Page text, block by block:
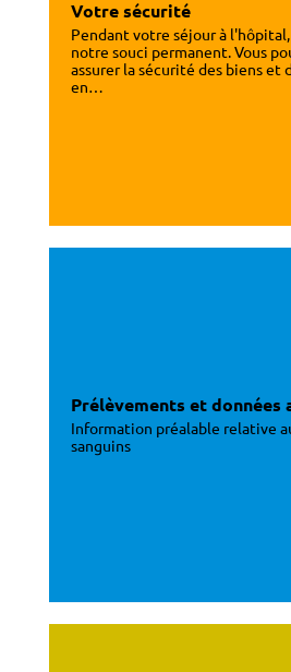
Votre sécurité
Pendant votre séjour à
notre souci permanent. Vous
assurer la sécurité des biens et
en…
Prélèvements et données
Information préalable relative
sanguins